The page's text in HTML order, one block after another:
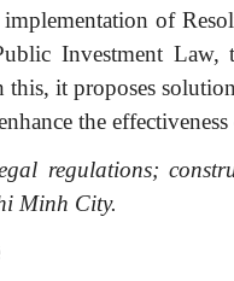
of
Investment
this, it proposes
the
regulations;
Minh City.